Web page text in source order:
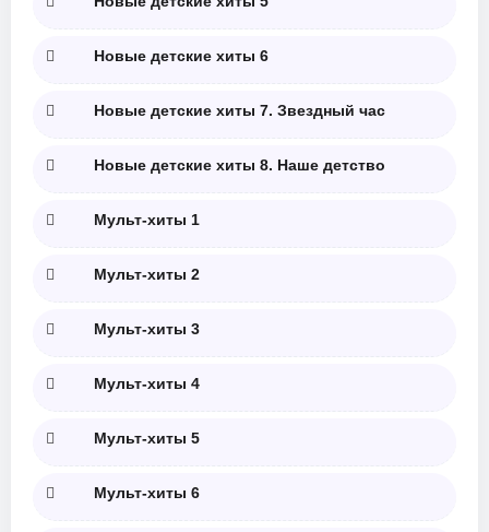
Новые детские хиты 6
Новые детские хиты 7. Звездный час
Новые детские хиты 8. Наше детство
Мульт-хиты 1
Мульт-хиты 2
Мульт-хиты 3
Мульт-хиты 4
Мульт-хиты 5
Мульт-хиты 6